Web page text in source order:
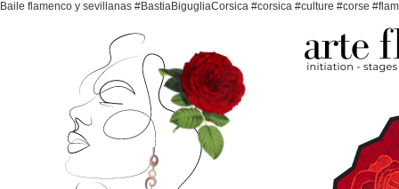
Baile flamenco y sevillanas #BastiaBigugliaCorsica #corsica #culture #corse